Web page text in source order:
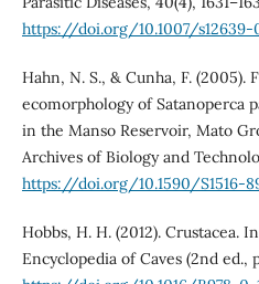
https://doi.org/10.1007/s12639-
Hahn, N. S., & Cunha, F. (2005).
ecomorphology of Satanoperca
in the Manso Reservoir, Mato
Archives of Biology and
https://doi.org/10.1590/S1516-
Hobbs, H. H. (2012). Crustacea.
Encyclopedia of Caves (2nd ed.,